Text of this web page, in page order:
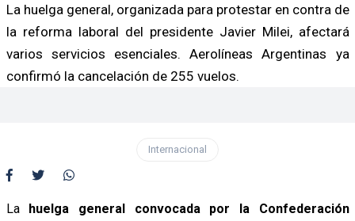
La huelga general, organizada para protestar en contra de
la reforma laboral del presidente Javier Milei, afectará
varios servicios esenciales. Aerolíneas Argentinas ya
confirmó la cancelación de 255 vuelos.
Internacional
La huelga general convocada por la Confederación